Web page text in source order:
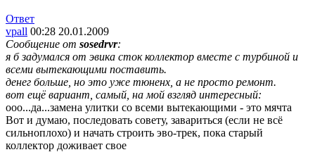
Ответ
vpall 00:28 20.01.2009
Сообщение от sosedrvr:
я б задумался от эвика сток коллектор вместе с турбиной и
всеми вытекающими поставить.
денег больше, но это уже тюненх, а не просто ремонт.
вот ещё вариант, самый, на мой взгляд интересный:
ооо...да...замена улитки со всеми вытекающими - это мячта
Вот и думаю, последовать совету, завариться (если не всё
сильноплохо) и начать строить эво-трек, пока старый
коллектор доживает свое